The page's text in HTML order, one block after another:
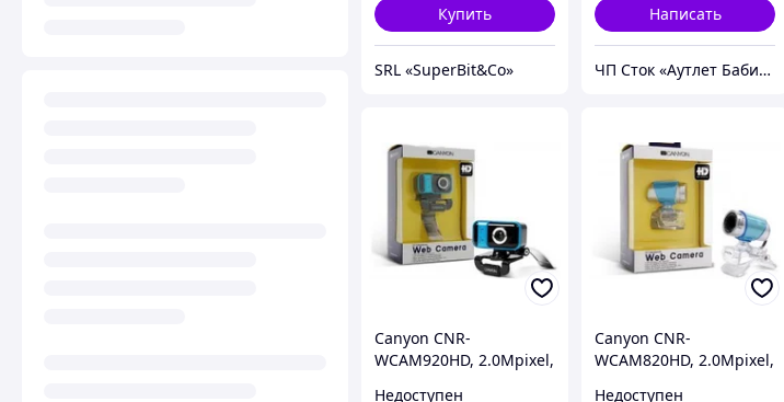
Купить
SRL «SuperBit&Co»
Написать
ЧП Сток «Аутлет Бабилон»
Canyon CNR-
WCAM920HD, 2.0Mpixel,
Недоступен
Canyon CNR-
WCAM820HD, 2.0Mpixel,
Недоступен